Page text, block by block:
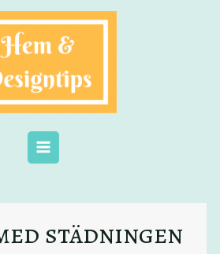
städningen